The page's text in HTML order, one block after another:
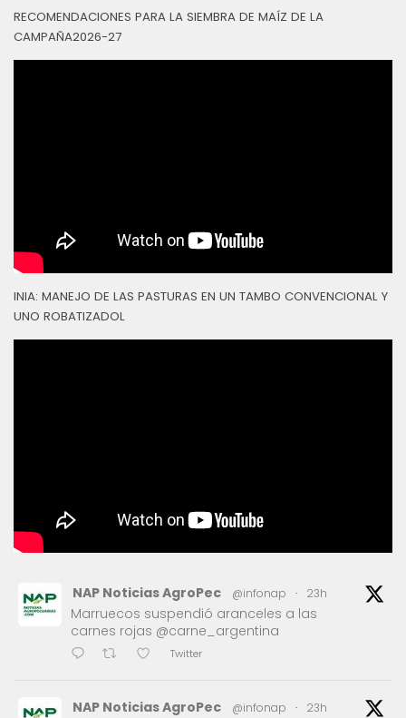
RECOMENDACIONES PARA LA SIEMBRA DE MAÍZ DE LA
CAMPAÑA2026-27
INIA: MANEJO DE LAS PASTURAS EN UN TAMBO CONVENCIONAL Y
UNO ROBATIZADOL
NAP Noticias AgroPec @infonap · 23h
Marruecos suspendió aranceles a las
carnes rojas @carne_argentina
Twitter
NAP Noticias AgroPec @infonap · 23h